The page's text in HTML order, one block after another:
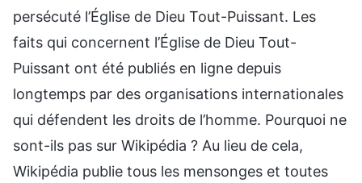
persécuté l’Église de Dieu Tout-Puissant. Les
faits qui concernent l’Église de Dieu Tout-
Puissant ont été publiés en ligne depuis
longtemps par des organisations internationales
qui défendent les droits de l’homme. Pourquoi ne
sont-ils pas sur Wikipédia ? Au lieu de cela,
Wikipédia publie tous les mensonges et toutes